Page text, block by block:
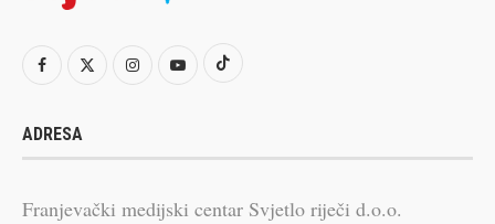
ADRESA
Franjevački medijski centar Svjetlo riječi d.o.o.